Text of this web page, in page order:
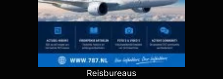
Reisbureaus